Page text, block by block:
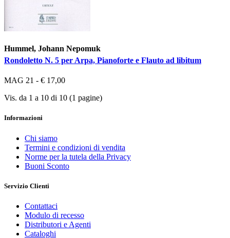
Hummel, Johann Nepomuk
Rondoletto N. 5 per Arpa, Pianoforte e Flauto ad libitum
MAG 21 - € 17,00
Vis. da 1 a 10 di 10 (1 pagine)
Informazioni
Chi siamo
Termini e condizioni di vendita
Norme per la tutela della Privacy
Buoni Sconto
Servizio Clienti
Contattaci
Modulo di recesso
Distributori e Agenti
Cataloghi